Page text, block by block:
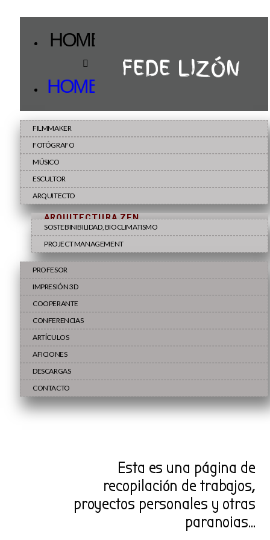
HOME
HOME
FEDE LIZÓN
FILMMAKER
FOTÓGRAFO
MÚSICO
ESCULTOR
ARQUITECTO
ARQUITECTURA ZEN
SOSTEBINIBILIDAD, BIOCLIMATISMO
PROJECT MANAGEMENT
PROFESOR
IMPRESIÓN 3D
COOPERANTE
CONFERENCIAS
ARTÍCULOS
AFICIONES
DESCARGAS
CONTACTO
Esta es una página de
recopilación de trabajos,
proyectos personales y otras
paranoias…